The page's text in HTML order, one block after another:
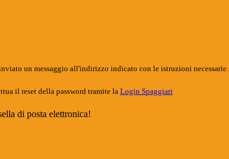
un messaggio all'indirizzo indicato con le istruzioni necessarie.
il reset della password tramite la Login Spaggiari
di posta elettronica!